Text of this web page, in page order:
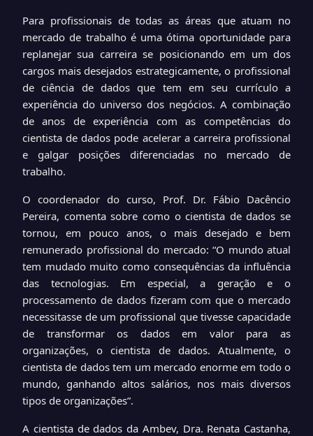
Para profissionais de todas as áreas que atuam no
mercado de trabalho é uma ótima oportunidade para
replanejar sua carreira se posicionando em um dos
cargos mais desejados estrategicamente, o profissional
de ciência de dados que tem em seu currículo a
experiência do universo dos negócios. A combinação
de anos de experiência com as competências do
cientista de dados pode acelerar a carreira profissional
e galgar posições diferenciadas no mercado de
trabalho.
O coordenador do curso, Prof. Dr. Fábio Dacêncio
Pereira, comenta sobre como o cientista de dados se
tornou, em pouco anos, o mais desejado e bem
remunerado profissional do mercado: “O mundo atual
tem mudado muito como consequências da influência
das tecnologias. Em especial, a geração e o
processamento de dados fizeram com que o mercado
necessitasse de um profissional que tivesse capacidade
de transformar os dados em valor para as
organizações, o cientista de dados. Atualmente, o
cientista de dados tem um mercado enorme em todo o
mundo, ganhando altos salários, nos mais diversos
tipos de organizações”.
A cientista de dados da Ambev, Dra. Renata Castanha,